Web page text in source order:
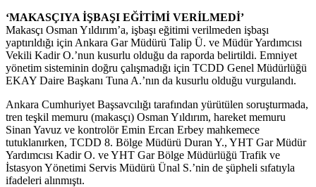
‘MAKASÇIYA İŞBAŞI EĞİTİMİ VERİLMEDİ’
Makasçı Osman Yıldırım’a, işbaşı eğitimi verilmeden işbaşı
yaptırıldığı için Ankara Gar Müdürü Talip Ü. ve Müdür Yardımcısı
Vekili Kadir O.’nun kusurlu olduğu da raporda belirtildi. Emniyet
yönetim sisteminin doğru çalışmadığı için TCDD Genel Müdürlüğü
EKAY Daire Başkanı Tuna A.’nın da kusurlu olduğu vurgulandı.
Ankara Cumhuriyet Başsavcılığı tarafından yürütülen soruşturmada,
tren teşkil memuru (makasçı) Osman Yıldırım, hareket memuru
Sinan Yavuz ve kontrolör Emin Ercan Erbey mahkemece
tutuklanırken, TCDD 8. Bölge Müdürü Duran Y., YHT Gar Müdür
Yardımcısı Kadir O. ve YHT Gar Bölge Müdürlüğü Trafik ve
İstasyon Yönetimi Servis Müdürü Ünal S.’nin de şüpheli sıfatıyla
ifadeleri alınmıştı.